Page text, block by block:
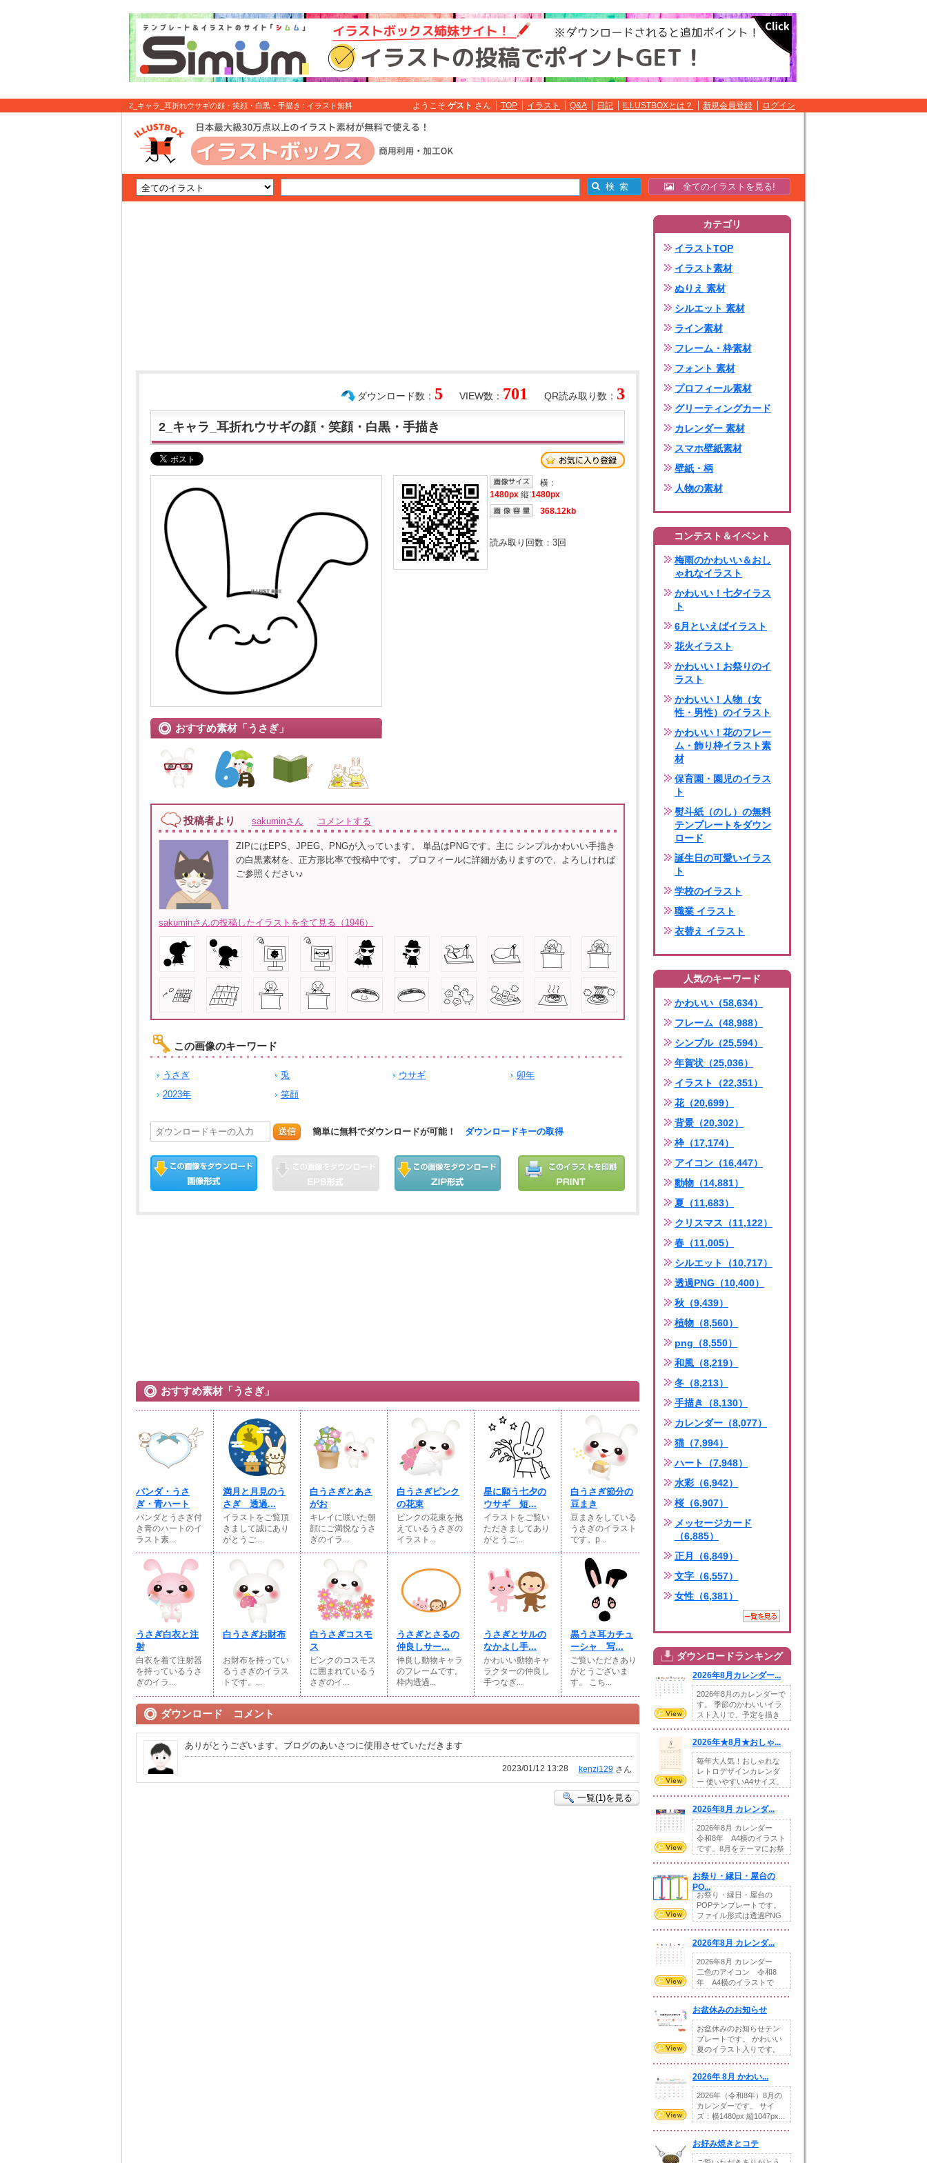
2_キャラ_耳折れウサギの顔・笑顔・白黒・手描き : イラスト無料 ようこそ ゲスト さん TOP イラスト Q&A 日記 ILLUSTBOXとは？ 新規会員登録 ログイン
全てのイラストを見る!
QR読み取り数： 3
VIEW数： 701
ダウンロード数： 5
2_キャラ_耳折れウサギの顔・笑顔・白黒・手描き
おすすめ素材「うさぎ」
横：
1480px 縦:1480px
368.12kb
読み取り回数： 3回
投稿者より sakuminさん コメントする
ZIPにはEPS、JPEG、PNGが入っています。 単品はPNGです。主に シンプルかわいい手描き
の白黒素材を、正方形比率で投稿中です。 プロフィールに詳細がありますので、よろしければ
ご参照ください♪
sakuminさんの投稿したイラストを全て見る（1946）
この画像のキーワード
うさぎ 兎 ウサギ
卯年
2023年
笑顔
送信 簡単に無料でダウンロードが可能！ ダウンロードキーの取得
おすすめ素材「うさぎ」
パンダ・うさ
ぎ・青ハート
パンダとうさぎ付
き青のハートのイ
ラスト素...
満月と月見のう
さぎ 透過...
イラストをご覧頂
きまして誠にあり
がとうご...
白うさぎとあさ
がお
キレイに咲いた朝
顔にご満悦なうさ
ぎのイラ...
白うさぎピンク
の花束
ピンクの花束を抱
えているうさぎの
イラスト...
星に願う七夕の
ウサギ 短...
イラストをご覧い
ただきましてあり
がとうご...
白うさぎ節分の
豆まき
豆まきをしている
うさぎのイラスト
です。p...
うさぎ白衣と注
射
白衣を着て注射器
を持っているうさ
ぎのイラ...
白うさぎお財布
お財布を持ってい
るうさぎのイラス
トです。...
白うさぎコスモ
ス
ピンクのコスモス
に囲まれているう
さぎのイ...
うさぎとさるの
仲良しサー...
仲良し動物キャラ
のフレームです。
枠内透過...
うさぎとサルの
なかよし手...
かわいい動物キャ
ラクターの仲良し
手つなぎ...
黒うさ耳カチュ
ーシャ 写...
ご覧いただきあり
がとうございま
す。 こち...
ダウンロード コメント
ありがとうございます。ブログのあいさつに使用させていただきます
kenzi129 さん
2023/01/12 13:28
一覧(1)を見る
カテゴリ
イラストTOP
イラスト素材
ぬりえ 素材
シルエット 素材
ライン素材
フレーム・枠素材
フォント 素材
プロフィール素材
グリーティングカード
カレンダー 素材
スマホ壁紙素材
壁紙・柄
人物の素材
コンテスト＆イベント
梅雨のかわいい＆おし
ゃれなイラスト
かわいい！七夕イラス
ト
6月といえばイラスト
花火イラスト
かわいい！お祭りのイ
ラスト
かわいい！人物（女
性・男性）のイラスト
かわいい！花のフレー
ム・飾り枠イラスト素
材
保育園・園児のイラス
ト
熨斗紙（のし）の無料
テンプレートをダウン
ロード
誕生日の可愛いイラス
ト
学校のイラスト
職業 イラスト
衣替え イラスト
人気のキーワード
かわいい（58,634）
フレーム（48,988）
シンプル（25,594）
年賀状（25,036）
イラスト（22,351）
花（20,699）
背景（20,302）
枠（17,174）
アイコン（16,447）
動物（14,881）
夏（11,683）
クリスマス（11,122）
春（11,005）
シルエット（10,717）
透過PNG（10,400）
秋（9,439）
植物（8,560）
png（8,550）
和風（8,219）
冬（8,213）
手描き（8,130）
カレンダー（8,077）
猫（7,994）
ハート（7,948）
水彩（6,942）
桜（6,907）
メッセージカード
（6,885）
正月（6,849）
文字（6,557）
女性（6,381）
ダウンロードランキング
2026年8月カレンダー...
2026年8月のカレンダーで
す。 季節のかわいいイラ
スト入りで、予定を描き
2026年★8月★おしゃ...
毎年大人気！おしゃれな
レトロデザインカレンダ
ー 使いやすいA4サイズ。
2026年8月 カレンダ...
2026年8月 カレンダー
令和8年 A4横のイラスト
です。8月をテーマにお祭
お祭り・縁日・屋台の
PO...
お祭り・縁日・屋台の
POPテンプレートです。
ファイル形式は透過PNG
2026年8月 カレンダ...
2026年8月 カレンダー
二色のアイコン 令和8
年 A4横のイラストで
お盆休みのお知らせ
お盆休みのお知らせテン
プレートです。 かわいい
夏のイラスト入りです。
2026年 8月 かわい...
2026年（令和8年）8月の
カレンダーです。 サイ
ズ：横1480px 縦1047px...
お好み焼きとコテ